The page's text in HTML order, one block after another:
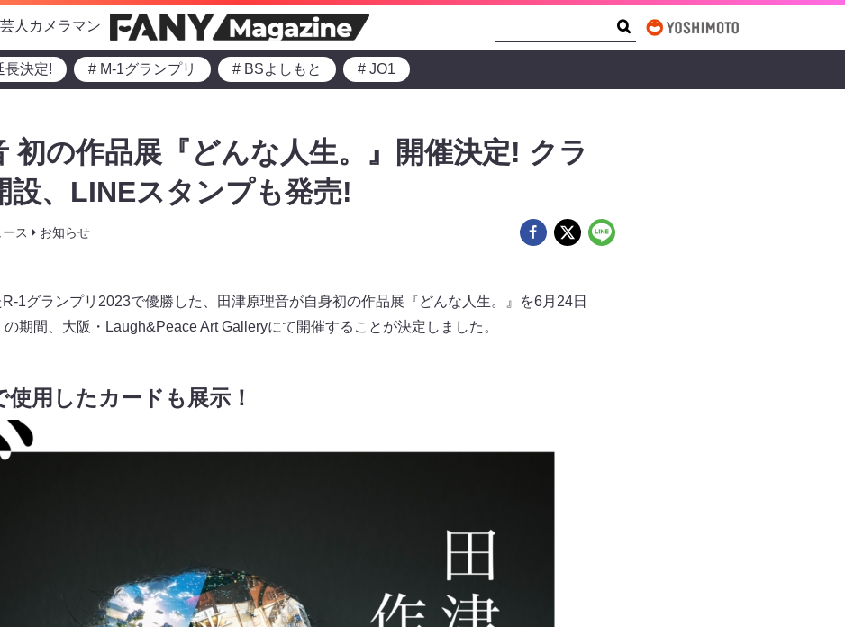
人カメラマン
長決定! # M-1グランプリ # BSよしもと # JO1
初の作品展『どんな人生。』開催決定! クラ
設、LINEスタンプも発売!
ス お知らせ
1グランプリ2023で優勝した、田津原理音が自身初の作品展『どんな人生。』を6月24日
の期間、大阪・Laugh&Peace Art Galleryにて開催することが決定しました。
使用したカードも展示！